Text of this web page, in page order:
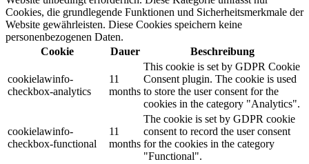
Cookies, die grundlegende Funktionen und Sicherheitsmerkmale der
Website gewährleisten. Diese Cookies speichern keine
personenbezogenen Daten.
Cookie
Dauer Beschreibung
cookielawinfo-
checkbox-analytics
11
months
This cookie is set by GDPR Cookie
Consent plugin. The cookie is used
to store the user consent for the
cookies in the category "Analytics".
cookielawinfo-
checkbox-functional
11
months
The cookie is set by GDPR cookie
consent to record the user consent
for the cookies in the category
"Functional".